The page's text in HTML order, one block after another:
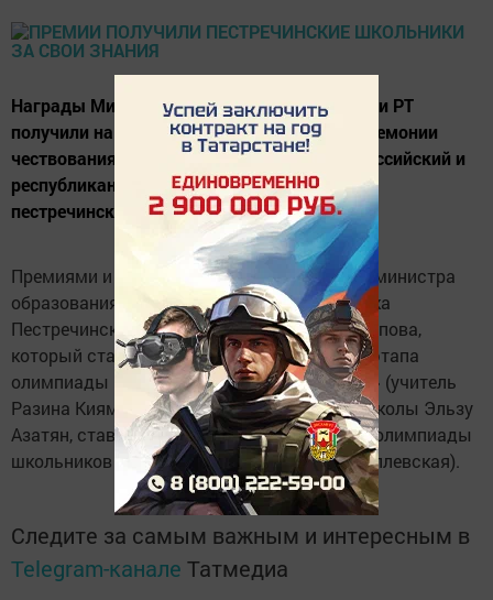
Награды Министерства образования и науки РТ
получили на ежегодной торжественной церемонии
чествования победителей и призеров Всероссийский и
республиканских олимпиад в Казани двое
пестречинских школьников.
Премиями и благодарностью за подписью министра
образования РТ наградили за успехи ученика
Пестречинской первой школы Фаргата Гарипова,
который стал победителем регионального этапа
олимпиады по математике «Путь к Олимпу» (учитель
Разина Киямова) и ученицу Кощаковской школы Эльзу
Азатян, ставшую призером Всероссийской олимпиады
школьников по праву (учитель Светлана Каплевская).
Следите за самым важным и интересным в
Telegram-канале Татмедиа